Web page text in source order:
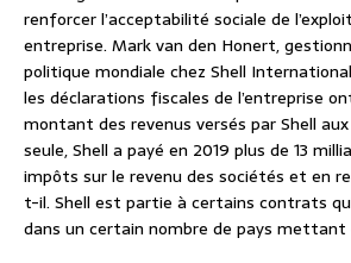
renforcer l’acceptabilité sociale de
entreprise. Mark van den Honert,
politique mondiale chez Shell
les déclarations fiscales de l’entreprise
montant des revenus versés par Shell
seule, Shell a payé en 2019 plus de 13
impôts sur le revenu des sociétés et en
t-il. Shell est partie à certains contrats
dans un certain nombre de pays mettant